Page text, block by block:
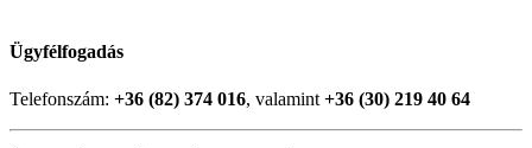
Ügyfélfogadás
Telefonszám: +36 (82) 374 016, valamint +36 (30) 219 40 64